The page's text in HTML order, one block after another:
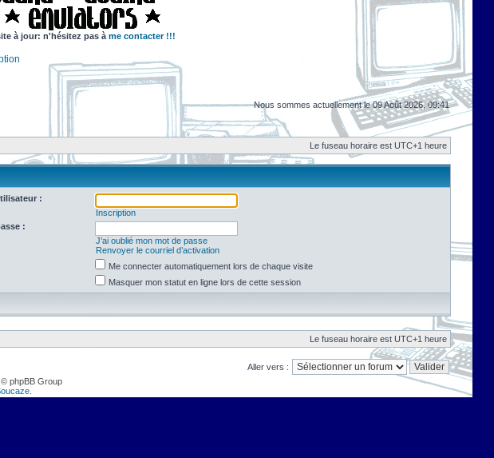
à jour: n'hésitez pas à me contacter !!!
Nous sommes actuellement le 09 Août 2026, 09:41
Le fuseau horaire est UTC+1 heure
:
Inscription
:
J’ai oublié mon mot de passe
Renvoyer le courriel d’activation
Me connecter automatiquement lors de chaque visite
Masquer mon statut en ligne lors de cette session
Le fuseau horaire est UTC+1 heure
Aller vers :
phpBB Group
.